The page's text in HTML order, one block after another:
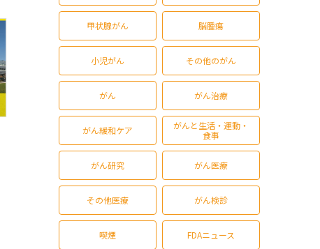
甲状腺がん 脳腫瘍
小児がん その他のがん
がん がん治療
がん緩和ケア
がんと生活・運動・
食事
がん研究 がん医療
その他医療 がん検診
喫煙 FDAニュース